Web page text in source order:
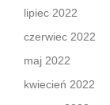
lipiec 2022
czerwiec 2022
maj 2022
kwiecień 2022